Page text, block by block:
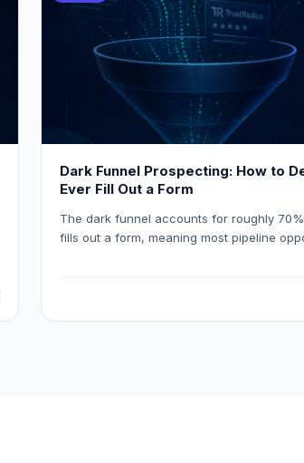
Dark Funnel Prospecting: How to
Ever Fill Out a Form
The dark funnel accounts for roughly
fills out a form, meaning most pipeline